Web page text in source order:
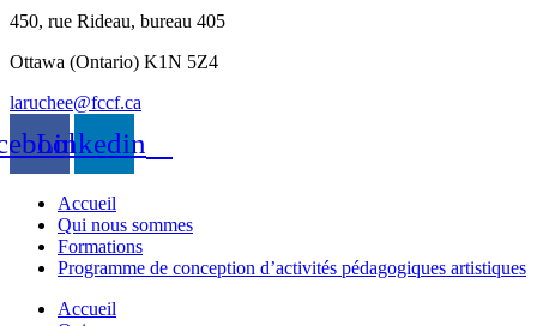
450, rue Rideau, bureau 405
Ottawa (Ontario) K1N 5Z4
laruchee@fccf.ca
Linkedin
Accueil
Qui nous sommes
Formations
Programme de conception d’activités pédagogiques artistiques
Accueil